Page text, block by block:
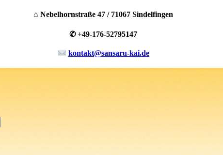
⌂ Nebelhornstraße 47 / 71067 Sindelfingen
✆ +49-176-52795147
kontakt@sansaru-kai.de